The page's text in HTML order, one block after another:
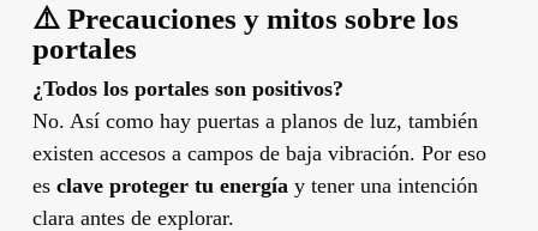
⚠️ Precauciones y mitos sobre los
portales
¿Todos los portales son positivos?
No. Así como hay puertas a planos de luz, también
existen accesos a campos de baja vibración. Por eso
es clave proteger tu energía y tener una intención
clara antes de explorar.